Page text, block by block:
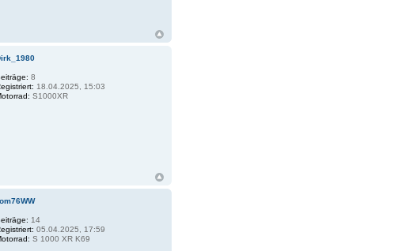
8
18.04.2025, 15:03
S1000XR
14
05.04.2025, 17:59
S 1000 XR K69